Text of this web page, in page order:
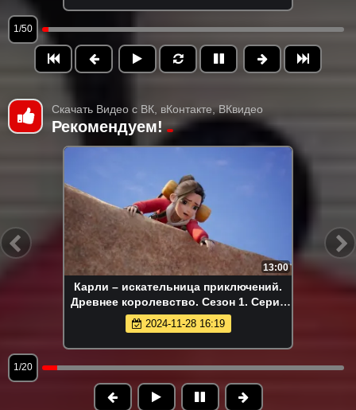
1/50
Скачать Видео с ВК, вКонтакте, ВКвидео
Рекомендуем!
13:00
Карли – искательница приключений.
Древнее королевство. Сезон 1. Серия
52
2024-11-28 16:19
1/20